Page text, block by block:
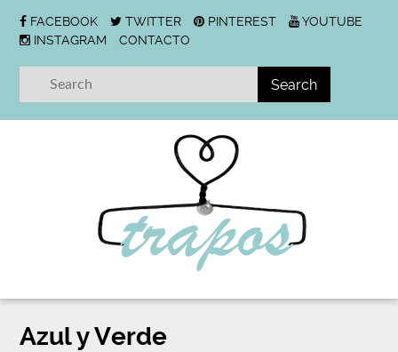
FACEBOOK TWITTER PINTEREST
YOUTUBE
INSTAGRAM
CONTACTO
Azul y Verde